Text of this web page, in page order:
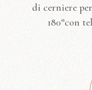
di cerniere
180°con